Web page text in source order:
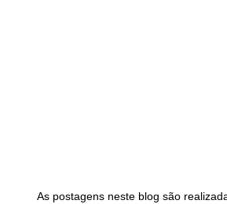
As postagens neste blog são